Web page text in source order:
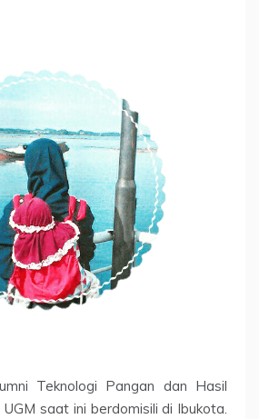
Teknologi Pangan dan Hasil
saat ini berdomisili di Ibukota.